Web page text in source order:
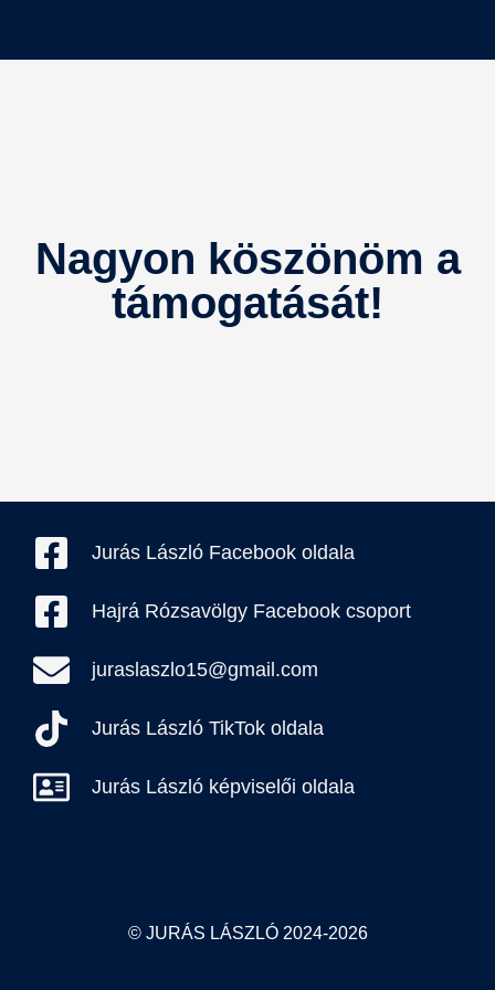
Nagyon köszönöm a
támogatását!
Jurás László képviselői oldala
Jurás László Facebook oldala
Hajrá Rózsavölgy Facebook csoport
juraslaszlo15@gmail.com
Jurás László TikTok oldala
© JURÁS LÁSZLÓ 2024-2026